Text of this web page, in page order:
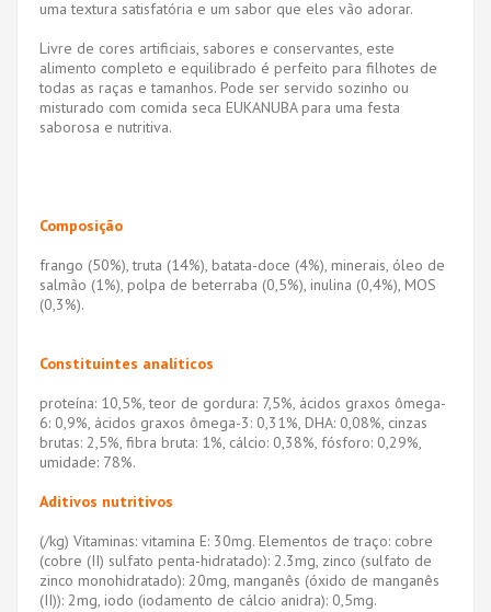
uma textura satisfatória e um sabor que eles vão adorar.
Livre de cores artificiais, sabores e conservantes, este
alimento completo e equilibrado é perfeito para filhotes de
todas as raças e tamanhos. Pode ser servido sozinho ou
misturado com comida seca EUKANUBA para uma festa
saborosa e nutritiva.
Composição
frango (50%), truta (14%), batata-doce (4%), minerais, óleo de
salmão (1%), polpa de beterraba (0,5%), inulina (0,4%), MOS
(0,3%).
Constituintes analíticos
proteína: 10,5%, teor de gordura: 7,5%, ácidos graxos ômega-
6: 0,9%, ácidos graxos ômega-3: 0,31%, DHA: 0,08%, cinzas
brutas: 2,5%, fibra bruta: 1%, cálcio: 0,38%, fósforo: 0,29%,
umidade: 78%.
Aditivos nutritivos
(/kg) Vitaminas: vitamina E: 30mg. Elementos de traço: cobre
(cobre (II) sulfato penta-hidratado): 2.3mg, zinco (sulfato de
zinco monohidratado): 20mg, manganês (óxido de manganês
(II)): 2mg, iodo (iodamento de cálcio anidra): 0,5mg.